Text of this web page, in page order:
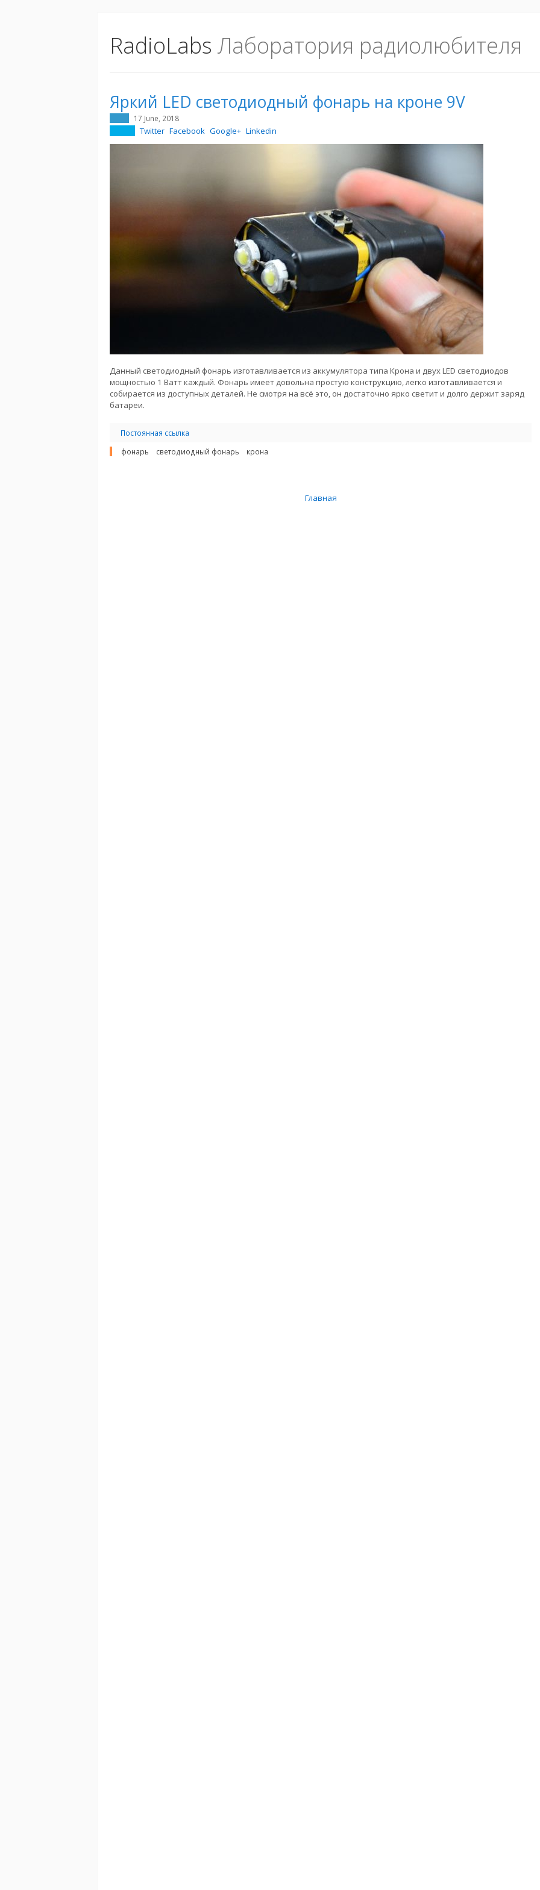
RadioLabs Лаборатория радиолюбителя
Яркий LED светодиодный фонарь на кроне 9V
17 June, 2018
Twitter Facebook Google+ Linkedin
Данный светодиодный фонарь изготавливается из аккумулятора типа Крона и двух LED светодиодов
мощностью 1 Ватт каждый. Фонарь имеет довольна простую конструкцию, легко изготавливается и
собирается из доступных деталей. Не смотря на всё это, он достаточно ярко светит и долго держит заряд
батареи.
Постоянная ссылка
фонарь
светодиодный фонарь крона
Главная